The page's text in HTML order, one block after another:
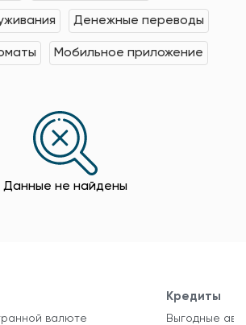
Денежные переводы
Мобильное приложение
Данные не найдены
валюте
Кредиты
Выгодные